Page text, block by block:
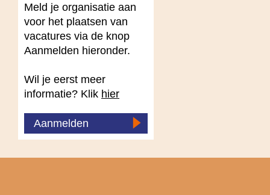
Meld je organisatie aan
voor het plaatsen van
vacatures via de knop
Aanmelden hieronder.
Wil je eerst meer
informatie? Klik hier
Aanmelden